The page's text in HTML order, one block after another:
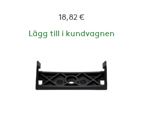
18,82 €
Lägg till i kundvagnen